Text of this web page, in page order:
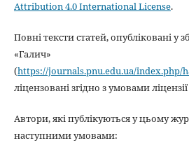
Attribution 4.0 International License.
Повні тексти статей, опубліковані у
«Галич»
(https://journals.pnu.edu.ua/index.php/
ліцензовані згідно з умовами ліцензії
Автори, які публікуються у цьому
наступними умовами: